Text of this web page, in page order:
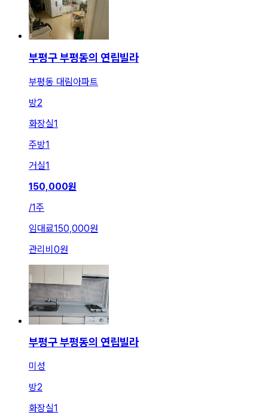
부평구 부평동의 연립빌라
부평동 대림아파트
방2
화장실1
주방1
거실1
150,000원
/1주
임대료150,000원
관리비 0원
부평구 부평동의 연립빌라
미성
방2
화장실1